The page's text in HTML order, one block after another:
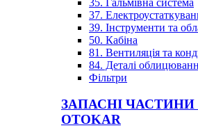
37.
39. Інструменти та
50. Кабіна
81. Вентиляція та
84. Деталі
Фільтри
ЗАПАСНІ ЧАСТИНИ
OTOKAR